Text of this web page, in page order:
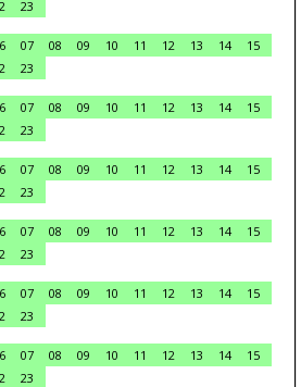
23
07 08 09 10 11 12 13 14
15
23
07 08 09 10 11 12 13 14
15
23
07 08 09 10 11 12 13 14
15
23
07 08 09 10 11 12 13 14
15
23
07 08 09 10 11 12 13 14
15
23
07 08 09 10 11 12 13 14
15
23